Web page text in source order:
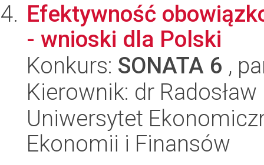
Efektywność
- wnioski dla Polski
Konkurs: SONATA 6 ,
Kierownik: dr
Uniwersytet
Ekonomii i Finansów